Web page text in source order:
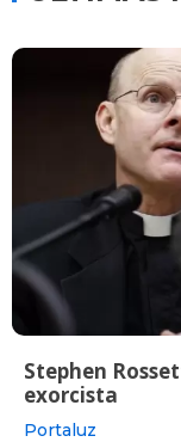
Stephen
exorcista
Portaluz